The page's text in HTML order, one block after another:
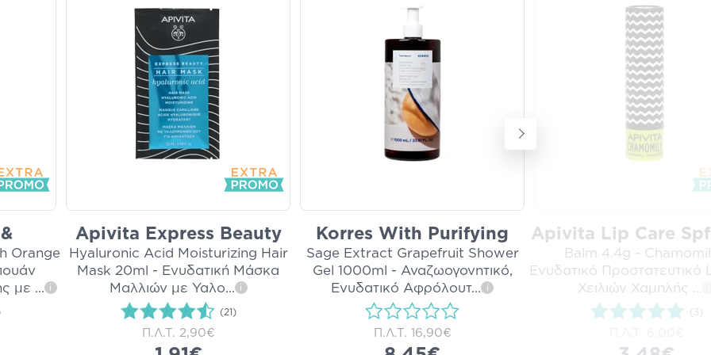
Orange
με ... i
Apivita Express Beauty
Hyaluronic Acid Moisturizing Hair
Mask 20ml - Ενυδατική Μάσκα
Μαλλιών με Υαλο... i
(21)
Π.Λ.Τ. 2,90€
Korres With Purifying
Sage Extract Grapefruit Shower
Gel 1000ml - Αναζωογονητικό,
Ενυδατικό Αφρόλουτ... i
Π.Λ.Τ. 16,90€
Apivita Lip Care
Balm 4.4g -
Ενυδατικό Προστατευτικό
Χειλιών Χαμηλής
(3)